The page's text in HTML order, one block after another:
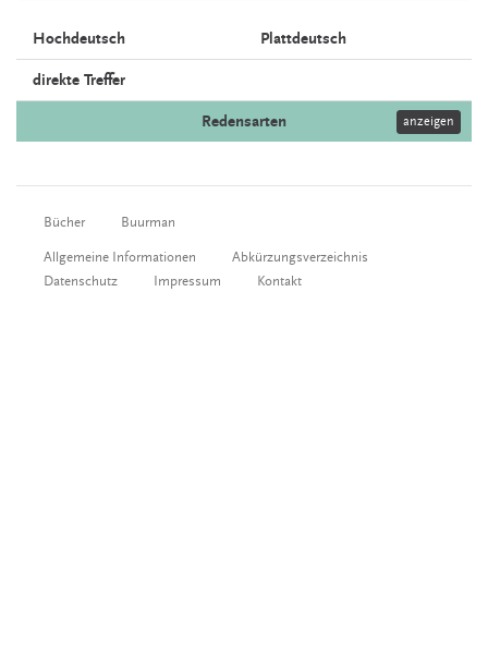
Hochdeutsch Plattdeutsch
direkte Treffer
Redensarten anzeigen
Bücher Buurman
Allgemeine Informationen
Abkürzungsverzeichnis
Datenschutz
Impressum Kontakt